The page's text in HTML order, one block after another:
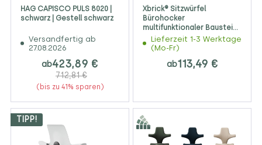
HAG CAPISCO PULS 8020 |
schwarz | Gestell schwarz
Versandfertig ab
27.08.2026
ab423,89 €
712,81 €
(bis zu 41% sparen)
Xbrick® Sitzwürfel
Bürohocker
multifunktionaler Baustein
anthrazit-schwarz
Lieferzeit 1-3 Werktage
(Mo-Fr)
ab113,49 €
TIPP!